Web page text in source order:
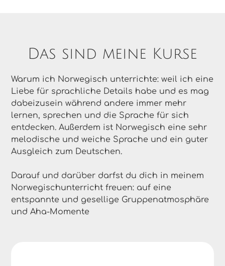
Das sind meine Kurse
Warum ich Norwegisch unterrichte: weil ich eine
Liebe für sprachliche Details habe und es mag
dabeizusein während andere immer mehr
lernen, sprechen und die Sprache für sich
entdecken. Außerdem ist Norwegisch eine sehr
melodische und weiche Sprache und ein guter
Ausgleich zum Deutschen.
Darauf und darüber darfst du dich in meinem
Norwegischunterricht freuen: auf eine
entspannte und gesellige Gruppenatmosphäre
und Aha-Momente